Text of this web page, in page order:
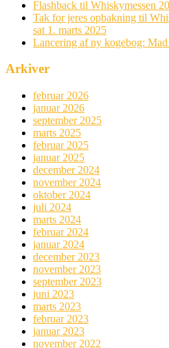
Flashback til Whiskymessen
Tak for jeres opbakning til
sat 1. marts 2025
Lancering af ny kogebog:
Arkiver
februar 2026
januar 2026
september 2025
marts 2025
februar 2025
januar 2025
december 2024
november 2024
oktober 2024
juli 2024
marts 2024
februar 2024
januar 2024
december 2023
november 2023
september 2023
juni 2023
marts 2023
februar 2023
januar 2023
november 2022